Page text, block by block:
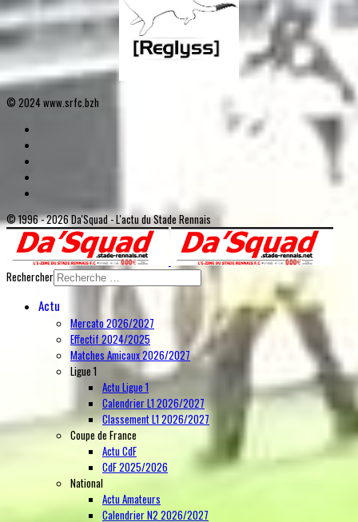
© 2024 www.srfc.bzh
© 1996 - 2026 Da'Squad - L'actu du Stade Rennais
Rechercher
Actu
Mercato 2026/2027
Effectif 2024/2025
Matches Amicaux 2026/2027
Ligue 1
Actu Ligue 1
Calendrier L1 2026/2027
Classement L1 2026/2027
Coupe de France
Actu CdF
CdF 2025/2026
National
Actu Amateurs
Calendrier N2 2026/2027